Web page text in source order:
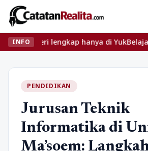
INFO hanya di YukBelajar.com.
PENDIDIKAN
Jurusan Teknik
Informatika di
Ma’soem: